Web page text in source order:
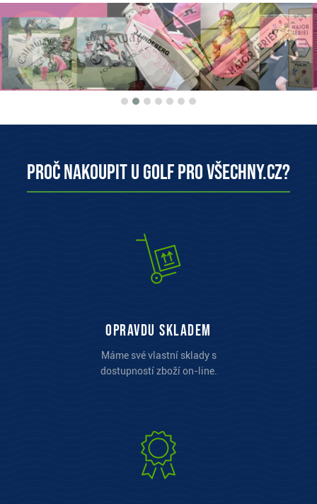
Proč nakoupit u Golf pro všechny.cz?
opravdu skladem
Máme své vlastní sklady s
dostupností zboží on-line.